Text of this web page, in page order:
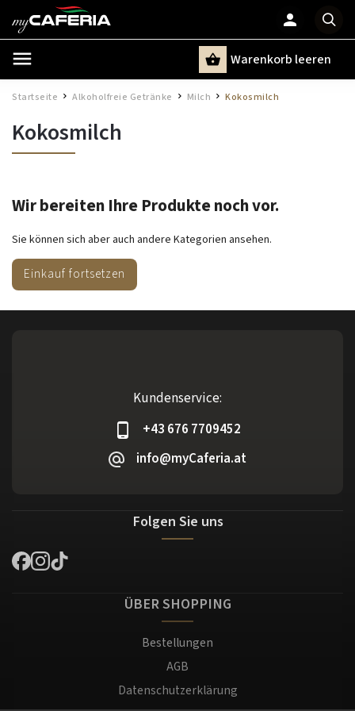
Warenkorb leeren
Startseite / Alkoholfreie Getränke Milch / Kokosmilch
Kokosmilch
Wir bereiten Ihre Produkte noch vor.
Sie können sich aber auch andere Kategorien ansehen.
Einkauf fortsetzen
Kundenservice:
+43 676 7709452
info@myCaferia.at
Folgen Sie uns
ÜBER SHOPPING
Bestellungen
AGB
Datenschutzerklärung